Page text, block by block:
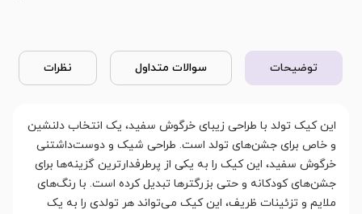
توضیحات سوالات متداول نظرات
این کیک تولد با طراحی زیبای خرگوش سفید، یک انتخاب دلنشین
و خاص برای جشن‌های تولد است. طراحی شیک و دوست‌داشتنی
خرگوش سفید، این کیک را به یکی از پرطرفدارترین گزینه‌ها برای
جشن‌های کودکانه و حتی بزرگترها تبدیل کرده است. با رنگ‌های
ملایم و تزئینات ظریف، این کیک می‌تواند هر تولدی را به یک